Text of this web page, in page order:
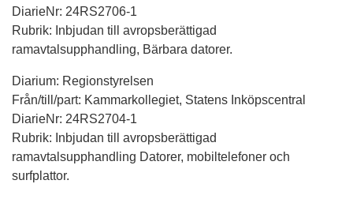
DiarieNr: 24RS2706-1
Rubrik: Inbjudan till avropsberättigad
ramavtalsupphandling, Bärbara datorer.
Diarium: Regionstyrelsen
Från/till/part: Kammarkollegiet, Statens Inköpscentral
DiarieNr: 24RS2704-1
Rubrik: Inbjudan till avropsberättigad
ramavtalsupphandling Datorer, mobiltelefoner och
surfplattor.